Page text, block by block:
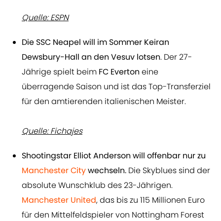
Quelle: ESPN
Die SSC Neapel will im Sommer Keiran
Dewsbury-Hall an den Vesuv lotsen. Der 27-
Jährige spielt beim FC Everton eine
überragende Saison und ist das Top-Transferziel
für den amtierenden italienischen Meister.
Quelle: Fichajes
Shootingstar Elliot Anderson will offenbar nur zu
Manchester Citywechseln. Die Skyblues sind der
absolute Wunschklub des 23-Jährigen.
Manchester United, das bis zu 115 Millionen Euro
für den Mittelfeldspieler von Nottingham Forest